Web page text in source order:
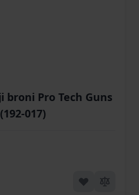
broni Pro Tech Guns
017)